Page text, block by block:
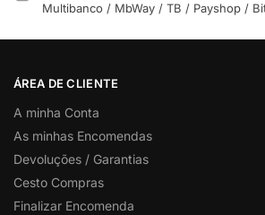
Multibanco / MbWay / TB / Payshop /
ÁREA DE CLIENTE
A minha Conta
As minhas Encomendas
Devoluções / Garantias
Cesto Compras
Finalizar Encomenda